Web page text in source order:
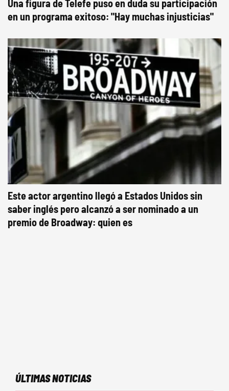
Una figura de Telefe puso en duda su participación
en un programa exitoso: "Hay muchas injusticias"
Este actor argentino llegó a Estados Unidos sin
saber inglés pero alcanzó a ser nominado a un
premio de Broadway: quien es
ÚLTIMAS NOTICIAS